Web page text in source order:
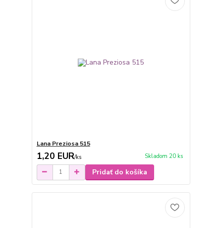
Lana Preziosa 515
1,20 EUR/ks Skladom 20 ks
Pridať do košíka